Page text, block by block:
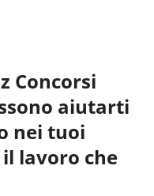
Concorsi
aiutarti
nei tuoi
lavoro che